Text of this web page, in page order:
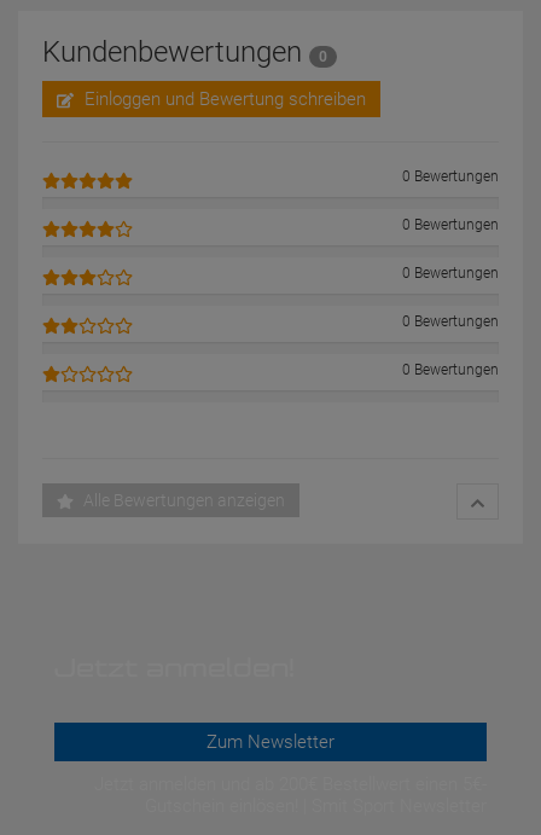
Kundenbewertungen 0
Einloggen und Bewertung schreiben
0 Bewertungen
0 Bewertungen
0 Bewertungen
0 Bewertungen
0 Bewertungen
Alle Bewertungen anzeigen
Zum Newsletter